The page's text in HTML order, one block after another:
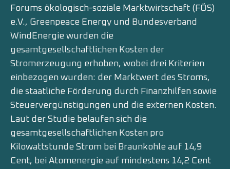
Forums ökologisch-soziale Marktwirtschaft (FÖS)
e.V., Greenpeace Energy und Bundesverband
WindEnergie wurden die
gesamtgesellschaftlichen Kosten der
Stromerzeugung erhoben, wobei drei Kriterien
einbezogen wurden: der Marktwert des Stroms,
die staatliche Förderung durch Finanzhilfen sowie
Steuervergünstigungen und die externen Kosten.
Laut der Studie belaufen sich die
gesamtgesellschaftlichen Kosten pro
Kilowattstunde Strom bei Braunkohle auf 14,9
Cent, bei Atomenergie auf mindestens 14,2 Cent